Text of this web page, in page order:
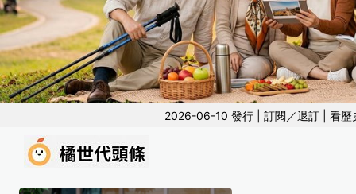
2026-06-10 發行 | 訂閱／退訂 看歷